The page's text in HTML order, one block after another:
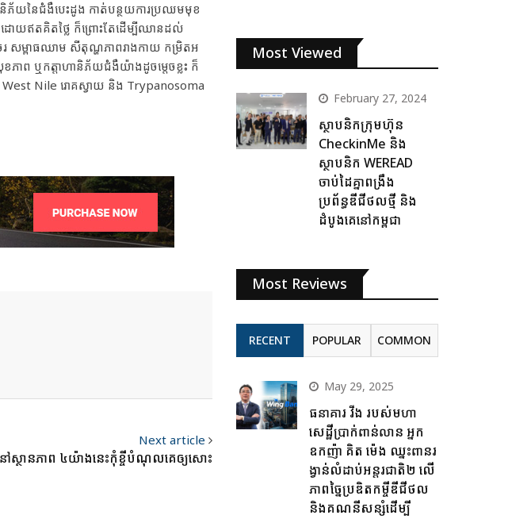
ភ័យនៃជំងឺបេះដូង កាត់បន្ថយការប្រឈមមុខ
ោយឥតគិតថ្លៃ ក៏ព្រោះតែដើម្បីឈានដល់
សម្ពាធឈាម សីតុណ្ហភាពរាងកាយ កម្រិតអ
ាព ឬកត្តាហានិភ័យជំងឺយ៉ាងដូចម្តេចខ្លះ ក៏
West Nile រោគស្វាយ និង Trypanosoma
Next article
ៅស្ថានភាព ៤យ៉ាងនេះកុំខ្ចីបំណុលគេឲ្យសោះ
Most Viewed
February 27, 2024
ស្ថាបនិកក្រុមហ៊ុន
CheckinMe និង
ស្ថាបនិក WEREAD
ចាប់ដៃគ្នាពង្រឹង
ប្រព័ន្ធឌីជីថលថ្មី និង
ដំបូងគេនៅកម្ពុជា
Most Reviews
RECENT POPULAR COMMON
May 29, 2025
ធនាគារ វីង របស់មហា
សេដ្ឋីប្រាក់ពាន់លាន អ្នក
ឧកញ៉ា គិត ម៉េង ឈ្នះពានរ
ង្វាន់លំដាប់អន្តរជាតិ២ លើ
ភាពច្នៃប្រឌិតកម្ចីឌីជីថល
និងគណនីសន្សំដើម្បី